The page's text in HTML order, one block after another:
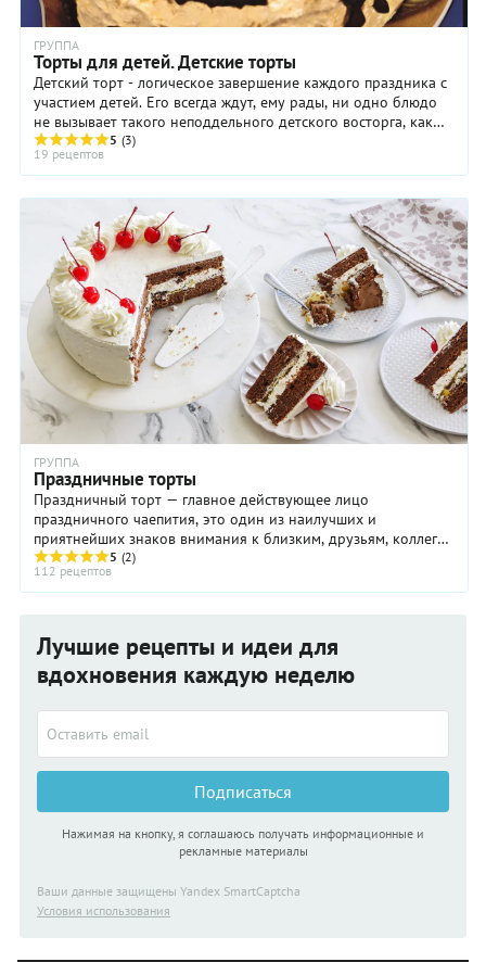
ГРУППА
Торты для детей. Детские торты
Детский торт - логическое завершение каждого праздника с
участием детей. Его всегда ждут, ему рады, ни одно блюдо
не вызывает такого неподдельного детского восторга, как
5 (3)
19 рецептов
ГРУППА
Праздничные торты
Праздничный торт — главное действующее лицо
праздничного чаепития, это один из наилучших и
приятнейших знаков внимания к близким, друзьям, коллегам
по работе. Если вы ищите рецепт торта для праздника ...
5 (2)
112 рецептов
Лучшие рецепты и идеи для
вдохновения каждую неделю
Подписаться
Нажимая на кнопку, я соглашаюсь получать информационные и
рекламные материалы
Ваши данные защищены Yandex SmartCaptcha
Условия использования